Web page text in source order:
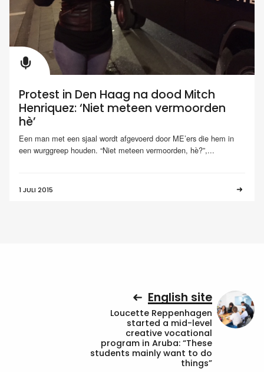
Protest in Den Haag na dood Mitch
Henriquez: ‘Niet meteen vermoorden
hè’
Een man met een sjaal wordt afgevoerd door ME’ers die hem in
een wurggreep houden. “Niet meteen vermoorden, hè?”,...
1 JULI 2015
English site
Loucette Reppenhagen
started a mid-level
creative vocational
program in Aruba: “These
students mainly want to do
things”